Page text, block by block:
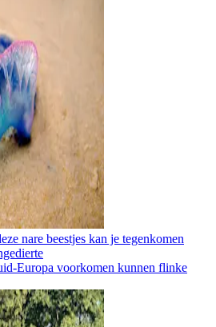
nare beestjes kan je tegenkomen
Europa voorkomen kunnen flinke